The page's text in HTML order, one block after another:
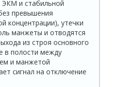
ЭКМ и стабильной
превышения
концентрации), утечки
манжеты и отводятся
из строя основного
в полости между
и манжетой
сигнал на отключение